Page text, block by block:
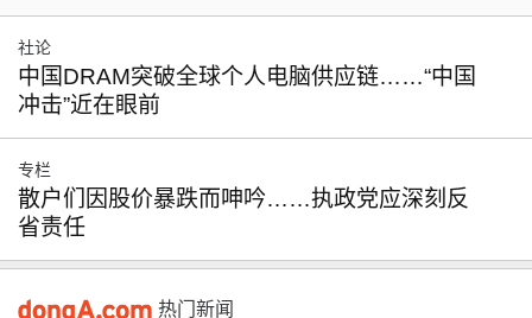
社论
中国DRAM突破全球个人电脑供应链……“中国
冲击”近在眼前
专栏
散户们因股价暴跌而呻吟……执政党应深刻反
省责任
热门新闻